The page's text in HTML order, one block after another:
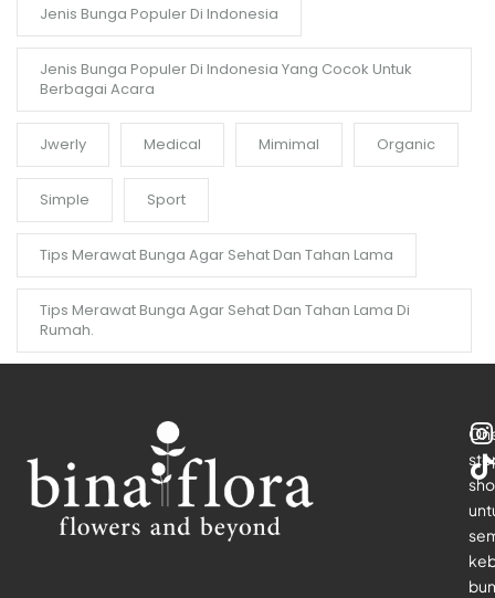
Jenis Bunga Populer Di Indonesia
Jenis Bunga Populer Di Indonesia Yang Cocok Untuk
Berbagai Acara
Jwerly Medical Mimimal Organic
Simple Sport
Tips Merawat Bunga Agar Sehat Dan Tahan Lama
Tips Merawat Bunga Agar Sehat Dan Tahan Lama Di
Rumah.